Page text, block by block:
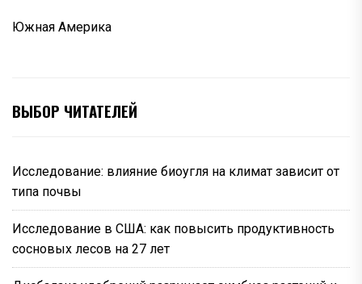
Южная Америка
ВЫБОР ЧИТАТЕЛЕЙ
Исследование: влияние биоугля на климат зависит от
типа почвы
Исследование в США: как повысить продуктивность
сосновых лесов на 27 лет